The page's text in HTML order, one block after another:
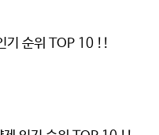
기 순위 TOP 10 !!